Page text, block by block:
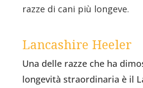
razze di cani più longeve.
Lancashire Heeler
Una delle razze che ha
longevità straordinaria è il